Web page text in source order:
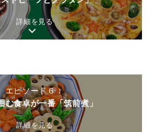
詳細を見る
エピソード６：
む食卓が一番「筑前煮」
詳細を見る